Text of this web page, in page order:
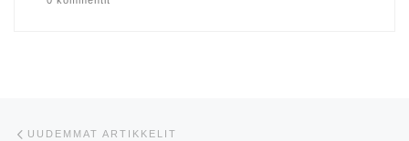
UUDEMMAT ARTIKKELIT